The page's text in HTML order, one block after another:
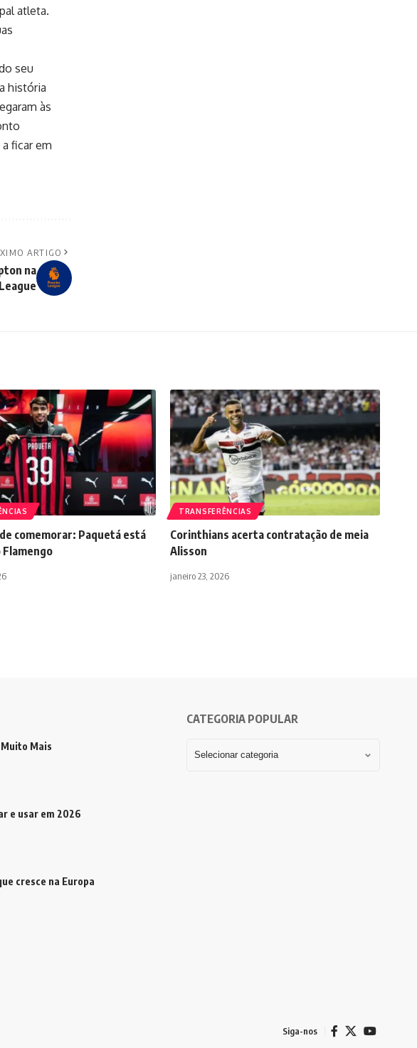
atleta.
seu
história
às
ficar em
ARTIGO
na
comemorar: Paquetá está
Flamengo
TRANSFERÊNCIAS
Corinthians acerta contratação de meia
Alisson
janeiro 23, 2026
Mais
e usar em 2026
cresce na Europa
CATEGORIA POPULAR
Siga-nos